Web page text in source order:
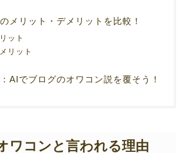
メリット・デメリットを比較！
ット
リット
AIでブログのオワコン説を覆そう！
ワコンと言われる理由